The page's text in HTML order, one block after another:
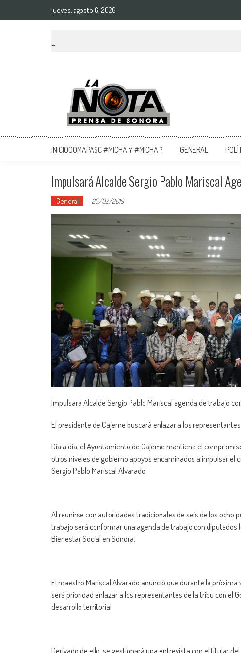
jueves, agosto 6, 2026
La Nota Prensa De Sonora
Noticias del día
INICIOOOMAPASC #MICHA Y #MICHA ? GENERAL
Impulsará Alcalde Sergio Pablo Mariscal
General - 25/02/2019
Impulsará Alcalde Sergio Pablo Mariscal agenda de trabajo
El presidente de Cajeme buscará enlazar a los representantes
Día a día, el Ayuntamiento de Cajeme mantiene el
otros niveles de gobierno apoyos encaminados a impulsar el
Sergio Pablo Mariscal Alvarado.
Al reunirse con autoridades tradicionales de seis de los ocho
trabajo será conformar una agenda de trabajo con diputados
Bienestar Social en Sonora.
El maestro Mariscal Alvarado anunció que durante la
será prioridad enlazar a los representantes de la tribu con el
desarrollo territorial.
Derivado de ello, se gestionará una entrevista con el titular